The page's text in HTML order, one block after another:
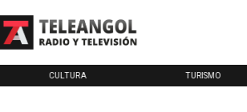
CULTURA TURISMO